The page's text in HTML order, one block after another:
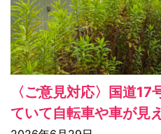
〈ご意見対応〉国道
ていて自転車や車が見